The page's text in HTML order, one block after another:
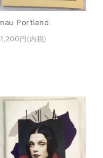
nau Portland
1,200円(内税)